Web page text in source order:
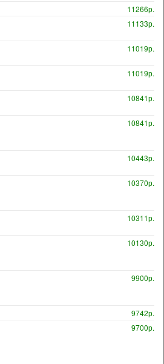
11266р.
11133р.
11019р.
11019р.
10841р.
10841р.
10443р.
10370р.
10311р.
10130р.
9900р.
9742р.
9700р.